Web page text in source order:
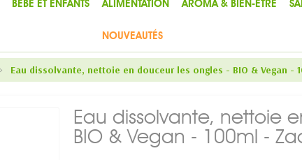
BÉBÉ ET ENFANTS ALIMENTATION AROMA & BIEN-ÊTRE
NOUVEAUTÉS
Eau dissolvante, nettoie en douceur les ongles - BIO & Vegan -
Eau dissolvante, nettoie
BIO & Vegan - 100ml -